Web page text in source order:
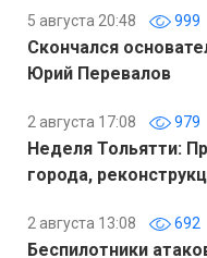
5 августа 20:48 999
Скончался
Юрий Перевалов
2 августа 17:08 979
Неделя Тольятти:
города,
2 августа 13:08 692
Беспилотники